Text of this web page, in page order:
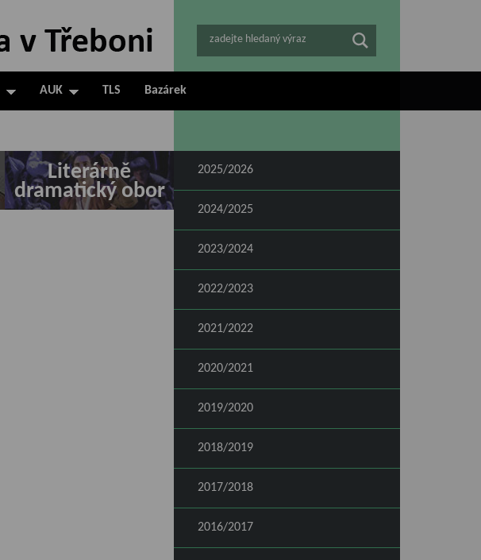
zadejte hledaný výraz
AUK TLS Bazárek
Literárně
dramatický obor
2025/2026
2024/2025
2023/2024
2022/2023
2021/2022
2020/2021
2019/2020
2018/2019
2017/2018
2016/2017